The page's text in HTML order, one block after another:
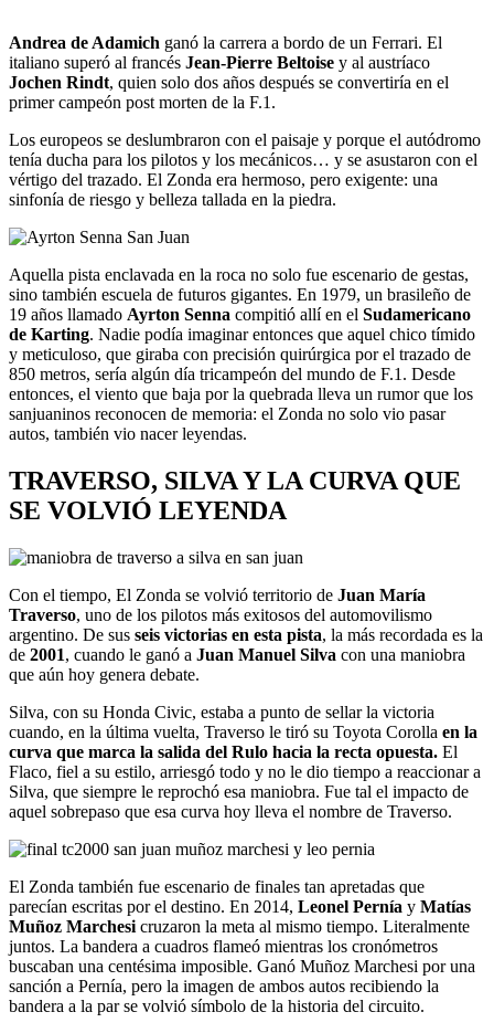
Andrea de Adamich ganó la carrera a bordo de un Ferrari. El
italiano superó al francés Jean-Pierre Beltoise y al austríaco
Jochen Rindt, quien solo dos años después se convertiría en el
primer campeón post morten de la F.1.
Los europeos se deslumbraron con el paisaje y porque el autódromo
tenía ducha para los pilotos y los mecánicos… y se asustaron con el
vértigo del trazado. El Zonda era hermoso, pero exigente: una
sinfonía de riesgo y belleza tallada en la piedra.
Aquella pista enclavada en la roca no solo fue escenario de gestas,
sino también escuela de futuros gigantes. En 1979, un brasileño de
19 años llamado Ayrton Senna compitió allí en el Sudamericano
de Karting. Nadie podía imaginar entonces que aquel chico tímido
y meticuloso, que giraba con precisión quirúrgica por el trazado de
850 metros, sería algún día tricampeón del mundo de F.1. Desde
entonces, el viento que baja por la quebrada lleva un rumor que los
sanjuaninos reconocen de memoria: el Zonda no solo vio pasar
autos, también vio nacer leyendas.
TRAVERSO, SILVA Y LA CURVA QUE
SE VOLVIÓ LEYENDA
Con el tiempo, El Zonda se volvió territorio de Juan María
Traverso, uno de los pilotos más exitosos del automovilismo
argentino. De sus seis victorias en esta pista, la más recordada es la
de 2001, cuando le ganó a Juan Manuel Silva con una maniobra
que aún hoy genera debate.
Silva, con su Honda Civic, estaba a punto de sellar la victoria
cuando, en la última vuelta, Traverso le tiró su Toyota Corolla en la
curva que marca la salida del Rulo hacia la recta opuesta. El
Flaco, fiel a su estilo, arriesgó todo y no le dio tiempo a reaccionar a
Silva, que siempre le reprochó esa maniobra. Fue tal el impacto de
aquel sobrepaso que esa curva hoy lleva el nombre de Traverso.
El Zonda también fue escenario de finales tan apretadas que
parecían escritas por el destino. En 2014, Leonel Pernía y Matías
Muñoz Marchesi cruzaron la meta al mismo tiempo. Literalmente
juntos. La bandera a cuadros flameó mientras los cronómetros
buscaban una centésima imposible. Ganó Muñoz Marchesi por una
sanción a Pernía, pero la imagen de ambos autos recibiendo la
bandera a la par se volvió símbolo de la historia del circuito.